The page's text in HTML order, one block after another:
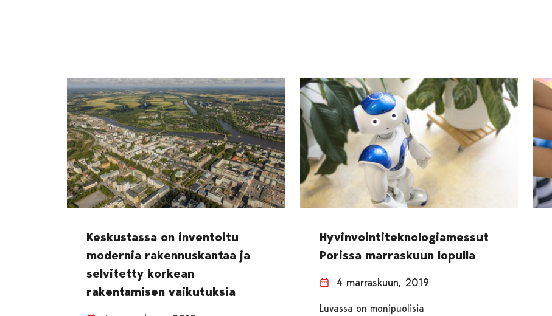
Keskustassa on inventoitu
modernia rakennuskantaa ja
selvitetty korkean
rakentamisen vaikutuksia
Hyvinvointiteknologiamessut
Porissa marraskuun lopulla
4 marraskuun, 2019
Luvassa on monipuolisia